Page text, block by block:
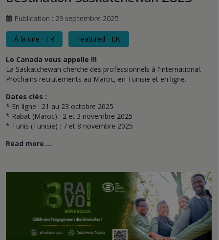
Publication : 29 septembre 2025
À la une - FR Featured - EN
Le Canada vous appelle !!!
La Saskatchewan cherche des professionnels à l'international.
Prochains recrutements au Maroc, en Tunisie et en ligne.
Dates clés :
* En ligne : 21 au 23 octobre 2025
* Rabat (Maroc) : 2 et 3 novembre 2025
* Tunis (Tunisie) : 7 et 8 novembre 2025
Read more …